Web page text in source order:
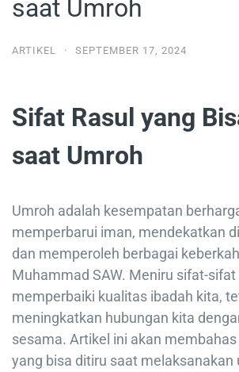
saat Umroh
ARTIKEL · SEPTEMBER 17, 2024
Sifat Rasul yang
saat Umroh
Umroh adalah kesempatan
memperbarui iman, mendekatkan
dan memperoleh berbagai
Muhammad SAW. Meniru sifat-
memperbaiki kualitas ibadah kita,
meningkatkan hubungan kita
sesama. Artikel ini akan
yang bisa ditiru saat melaksanakan